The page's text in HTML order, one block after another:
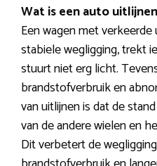
Wat is een auto
Een wagen met
stabiele wegligging, trekt
stuurt niet erg licht.
brandstofverbruik en
van uitlijnen is dat de
van de andere wielen en
Dit verbetert de